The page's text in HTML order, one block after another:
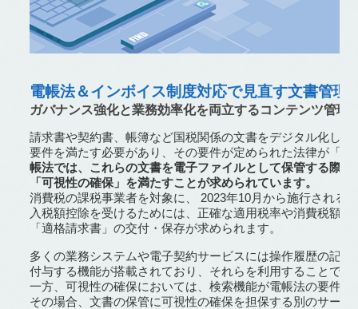
電帳法＆インボイス制度対応で見直す文書管理
ガバナンス強化と業務効率化を両立するコンテンツ管理
請求書や契約書、帳簿など国税関係の文書をデジタル化し
要件を満たす必要があり、その要件が定められた法律が「
帳法では、これらの文書を電子ファイルとして保管する際
「可視性の確保」を満たすことが求められています。
消費税の課税事業者を対象に、 2023年10月から施行される
入税額控除を受けるためには、正確な適用税率や消費税額
「適格請求書」の交付・保存が求められます。
多くの業務システムや電子契約サービスには操作履歴の記
付与する機能が搭載されており、それらを利用することで
一方、可視性の確保においては、検索機能が電帳法の要件
その場合、文書の保管に可視性の確保を担保する別のサー